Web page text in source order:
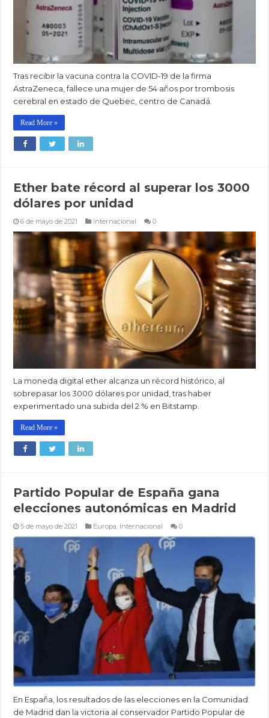
Tras recibir la vacuna contra la COVID-19 de la firma
AstraZeneca, fallece una mujer de 54 años por trombosis
cerebral en estado de Quebec, centro de Canadá.
Read More »
Ether bate récord al superar los 3000
dólares por unidad
6 de mayo de 2021 Internacional 0
La moneda digital ether alcanza un récord histórico, al
sobrepasar los 3000 dólares por unidad, tras haber
experimentado una subida del 2 % en Bitstamp.
Read More »
Partido Popular de España gana
elecciones autonómicas en Madrid
5 de mayo de 2021 Europa Internacional 0
En España, los resultados de las elecciones en la Comunidad
de Madrid dan la victoria al conservador Partido Popular de